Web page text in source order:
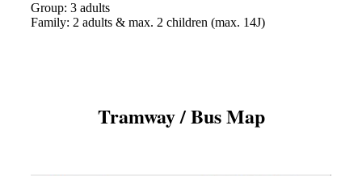
Group: 3 adults
Family: 2 adults & max. 2 children (max. 14J)
Tramway / Bus Map